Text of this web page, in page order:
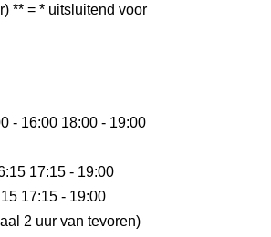
** = * uitsluitend voor
- 16:00 18:00 - 19:00
17:15 - 19:00
17:15 - 19:00
2 uur van tevoren)